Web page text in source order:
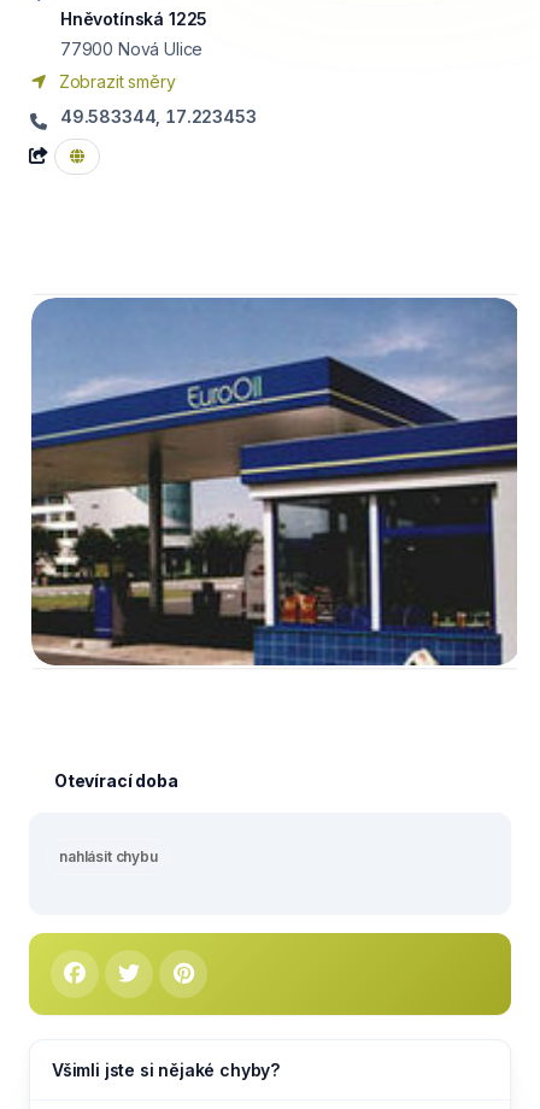
Hněvotínská 1225
77900 Nová Ulice
Zobrazit směry
49.583344, 17.223453
Otevírací doba
nahlásit chybu
Všimli jste si nějaké chyby?